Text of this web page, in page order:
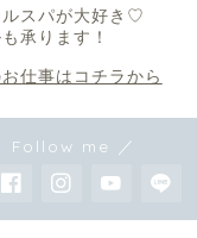
スパが大好き♡
承ります！
仕事はコチラから
Follow me ／